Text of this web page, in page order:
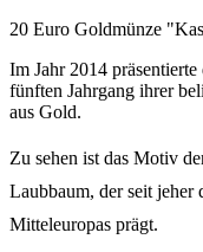
20 Euro Goldmünze
Im Jahr 2014
fünften Jahrgang ihrer
aus Gold.
Zu sehen ist das Motiv
Laubbaum, der seit jeher
Mitteleuropas prägt.